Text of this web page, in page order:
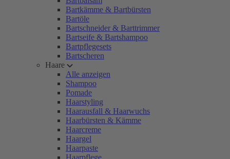
Bartkämme & Bartbürsten
Bartöle
Bartschneider & Barttrimmer
Bartseife & Bartshampoo
Bartpflegesets
Bartscheren
Haare
Alle anzeigen
Shampoo
Pomade
Haarstyling
Haarausfall & Haarwuchs
Haarbürsten & Kämme
Haarcreme
Haargel
Haarpaste
Haarpflege